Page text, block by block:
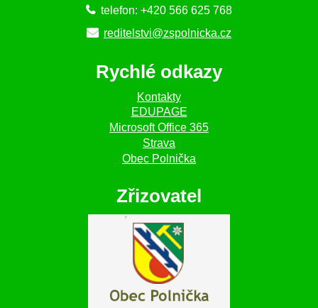
telefon: +420 566 625 768
reditelstvi@zspolnicka.cz
Rychlé odkazy
Kontakty
EDUPAGE
Microsoft Office 365
Strava
Obec Polnička
Zřizovatel